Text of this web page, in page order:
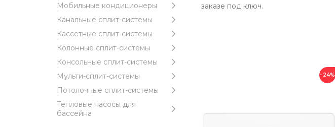
Мобильные кондиционеры
Канальные сплит-системы
Кассетные сплит-системы
Колонные сплит-системы
Консольные сплит-системы
Мульти-сплит-системы
Потолочные сплит-системы
Тепловые насосы для
бассейна
заказе под ключ.
−24%